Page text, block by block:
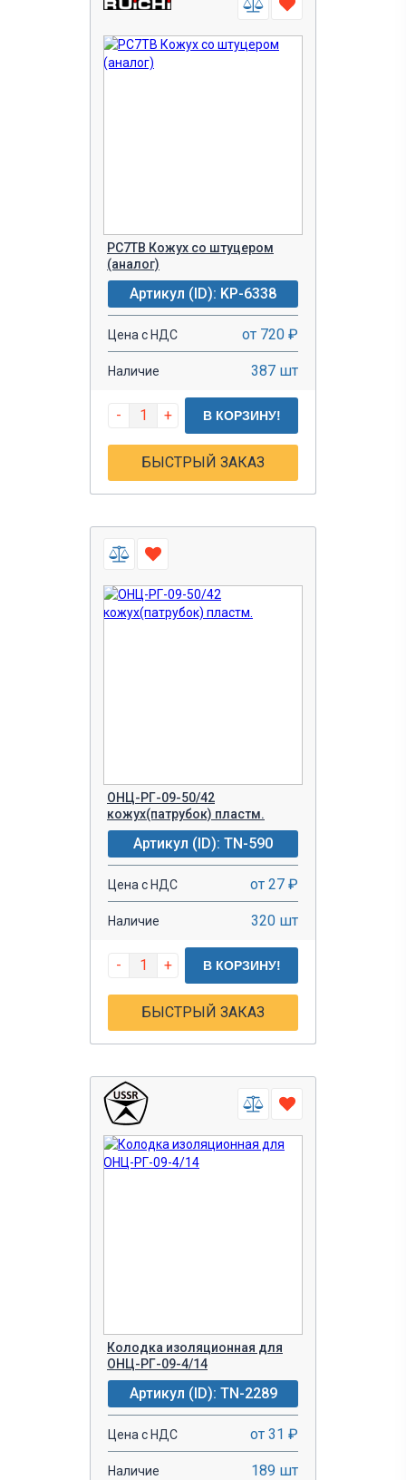
РС7ТВ Кожух со штуцером
(аналог)
Артикул (ID): KP-6338
Цена с НДС от 720 ₽
Наличие 387 шт
- + В КОРЗИНУ!
БЫСТРЫЙ ЗАКАЗ
ОНЦ-РГ-09-50/42
кожух(патрубок) пластм.
Артикул (ID): TN-590
Цена с НДС от 27 ₽
Наличие 320 шт
- + В КОРЗИНУ!
БЫСТРЫЙ ЗАКАЗ
Колодка изоляционная для
ОНЦ-РГ-09-4/14
Артикул (ID): TN-2289
Цена с НДС от 31 ₽
Наличие 189 шт